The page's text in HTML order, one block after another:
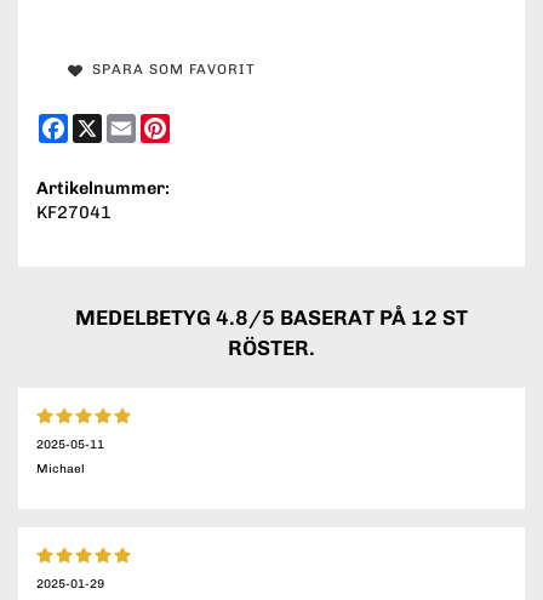
SPARA SOM FAVORIT
Facebook
X Email
Artikelnummer:
KF27041
MEDELBETYG 4.8/5 BASERAT PÅ 12 ST
RÖSTER.
2025-05-11
Michael
2025-01-29